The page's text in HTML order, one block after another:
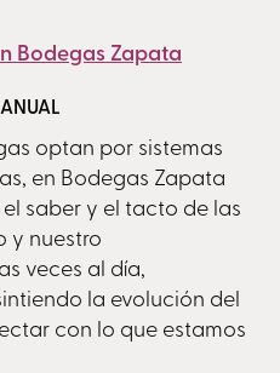
Bodegas Zapata
optan por sistemas
en Bodegas Zapata
saber y el tacto de las
y nuestro
veces al día,
la evolución del
con lo que estamos